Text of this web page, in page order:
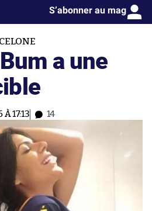
S’abonner au mag
a une
À 17:13 14